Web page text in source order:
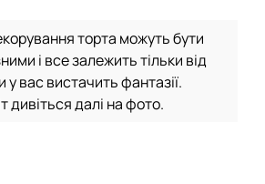
торта можуть бути
і все залежить тільки від
у вас вистачить фантазії.
дивіться далі на фото.